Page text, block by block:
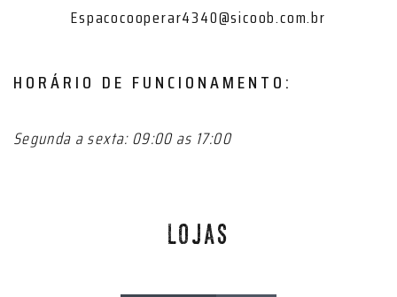
Espacocooperar4340@sicoob.com.br
HORÁRIO DE FUNCIONAMENTO:
Segunda a sexta: 09:00 as 17:00
LOJAS